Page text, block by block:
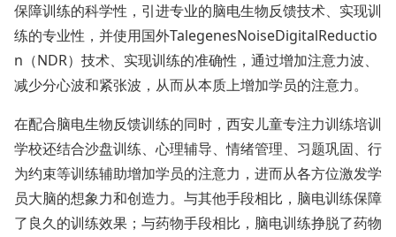
保障训练的科学性，引进专业的脑电生物反馈技术、实现训
练的专业性，并使用国外TalegenesNoiseDigitalReductio
n（NDR）技术、实现训练的准确性，通过增加注意力波、
减少分心波和紧张波，从而从本质上增加学员的注意力。
在配合脑电生物反馈训练的同时，西安儿童专注力训练培训
学校还结合沙盘训练、心理辅导、情绪管理、习题巩固、行
为约束等训练辅助增加学员的注意力，进而从各方位激发学
员大脑的想象力和创造力。与其他手段相比，脑电训练保障
了良久的训练效果；与药物手段相比，脑电训练挣脱了药物